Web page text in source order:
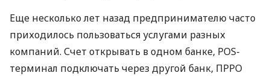
Еще несколько лет назад предпринимателю часто
приходилось пользоваться услугами разных
компаний. Счет открывать в одном банке, POS-
терминал подключать через другой банк, ПРРО